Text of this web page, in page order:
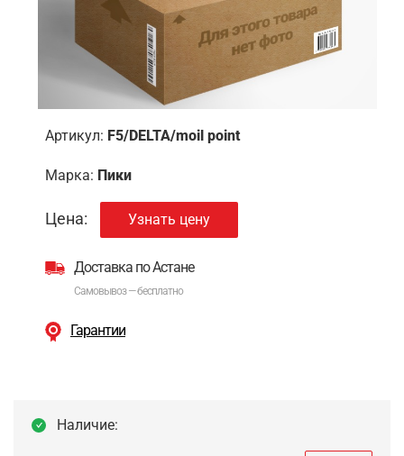
Артикул: F5/DELTA/moil point
Марка: Пики
Цена: Узнать цену
Доставка по Астане
Самовывоз — бесплатно
Гарантии
Наличие: